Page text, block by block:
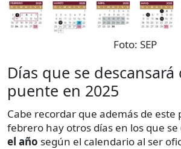
Foto: SEP
Días que se descansará
puente en 2025
Cabe recordar que además de
febrero hay otros días en los que se
el año según el calendario al ser